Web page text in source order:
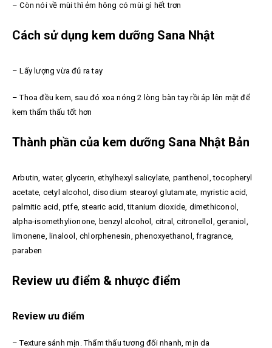
– Còn nói về mùi thì ẻm hông có mùi gì hết trơn
Cách sử dụng kem dưỡng Sana Nhật
– Lấy lượng vừa đủ ra tay
– Thoa đều kem, sau đó xoa nóng 2 lòng bàn tay rồi áp lên mặt để
kem thẩm thấu tốt hơn
Thành phần của kem dưỡng Sana Nhật Bản
Arbutin, water, glycerin, ethylhexyl salicylate, panthenol, tocopheryl
acetate, cetyl alcohol, disodium stearoyl glutamate, myristic acid,
palmitic acid, ptfe, stearic acid, titanium dioxide, dimethiconol,
alpha-isomethylionone, benzyl alcohol, citral, citronellol, geraniol,
limonene, linalool, chlorphenesin, phenoxyethanol, fragrance,
paraben
Review ưu điểm & nhược điểm
Review ưu điểm
– Texture sánh mịn. Thẩm thấu tương đối nhanh, mịn da